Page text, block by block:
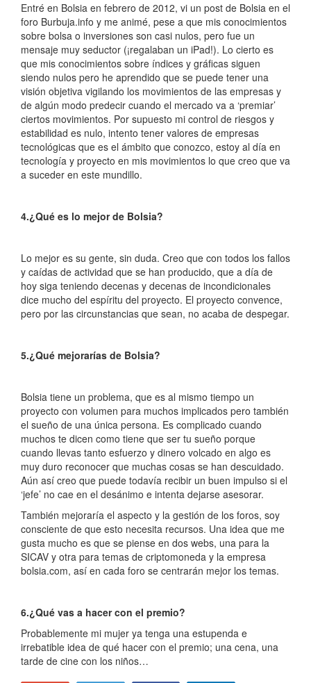
Entré en Bolsia en febrero de 2012, vi un post de Bolsia en el
foro Burbuja.info y me animé, pese a que mis conocimientos
sobre bolsa o inversiones son casi nulos, pero fue un
mensaje muy seductor (¡regalaban un iPad!). Lo cierto es
que mis conocimientos sobre índices y gráficas siguen
siendo nulos pero he aprendido que se puede tener una
visión objetiva vigilando los movimientos de las empresas y
de algún modo predecir cuando el mercado va a ‘premiar’
ciertos movimientos. Por supuesto mi control de riesgos y
estabilidad es nulo, intento tener valores de empresas
tecnológicas que es el ámbito que conozco, estoy al día en
tecnología y proyecto en mis movimientos lo que creo que va
a suceder en este mundillo.
4.¿Qué es lo mejor de Bolsia?
Lo mejor es su gente, sin duda. Creo que con todos los fallos
y caídas de actividad que se han producido, que a día de
hoy siga teniendo decenas y decenas de incondicionales
dice mucho del espíritu del proyecto. El proyecto convence,
pero por las circunstancias que sean, no acaba de despegar.
5.¿Qué mejorarías de Bolsia?
Bolsia tiene un problema, que es al mismo tiempo un
proyecto con volumen para muchos implicados pero también
el sueño de una única persona. Es complicado cuando
muchos te dicen como tiene que ser tu sueño porque
cuando llevas tanto esfuerzo y dinero volcado en algo es
muy duro reconocer que muchas cosas se han descuidado.
Aún así creo que puede todavía recibir un buen impulso si el
‘jefe’ no cae en el desánimo e intenta dejarse asesorar.
También mejoraría el aspecto y la gestión de los foros, soy
consciente de que esto necesita recursos. Una idea que me
gusta mucho es que se piense en dos webs, una para la
SICAV y otra para temas de criptomoneda y la empresa
bolsia.com, así en cada foro se centrarán mejor los temas.
6.¿Qué vas a hacer con el premio?
Probablemente mi mujer ya tenga una estupenda e
irrebatible idea de qué hacer con el premio; una cena, una
tarde de cine con los niños…